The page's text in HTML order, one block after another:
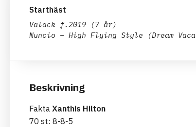
Starthäst
Valack f.2019 (7 år)
Nuncio – High Flying Style (Dream
Beskrivning
FaktaXanthis Hilton
70 st: 8-8-5